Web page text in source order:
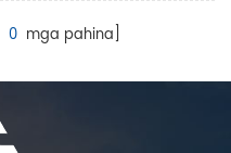
0 mga pahina]